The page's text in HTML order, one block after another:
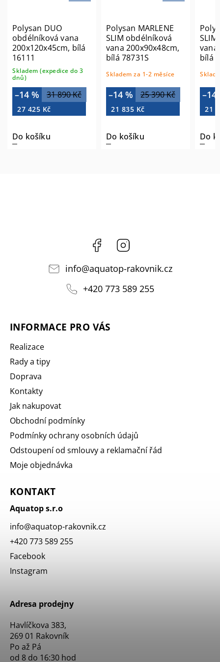
Polysan DUO
obdélníková vana
200x120x45cm, bílá
16111
Skladem (expedice do 3
dnů)
31 890 Kč
–14 %
27 425 Kč
Do košíku
Polysan MARLENE
SLIM obdélníková
vana 200x90x48cm,
bílá 78731S
Skladem za 1-2 měsíce
25 390 Kč
–14 %
21 835 Kč
Do košíku
vana
bílá
–14
21
Do
Facebook
info@aquatop-rakovnik.cz
+420 773 589 255
INFORMACE PRO VÁS
Realizace
Rady a tipy
Doprava
Kontakty
Jak nakupovat
Obchodní podmínky
Podmínky ochrany osobních údajů
Odstoupení od smlouvy a reklamační řád
Moje objednávka
KONTAKT
Aquatop s.r.o
info@aquatop-rakovnik.cz
+420 773 589 255
Facebook
Instagram
Adresa prodejny
Havlíčkova 383,
269 01 Rakovník
Po až Pá
od 8 do 16:30 hod